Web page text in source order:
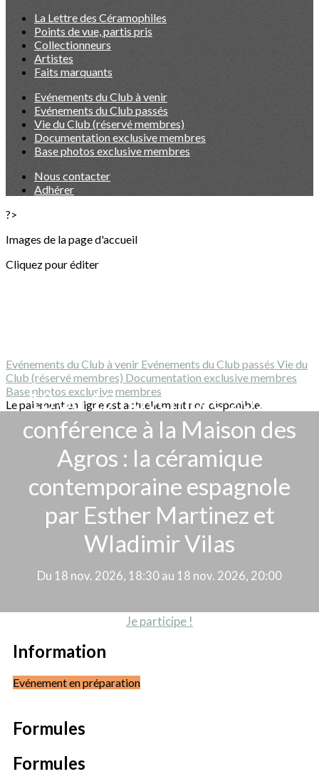
La Lettre des Céramophiles
Points de vue, partis pris
Collectionneurs
Artistes
Faits marquants
Evénements du Club à venir
Evénements du Club passés
Vie du Club (réservé membres)
Documentation exclusive membres
Base photos exclusive membres
Nous contacter
Adhérer
?>
Images de la page d'accueil
Cliquez pour éditer
Evénements du Club à venir Evénements du Club passés Vie du
Club (réservé membres) Documentation exclusive membres
Base photos exclusive membres
Le paiement en ligne est actuellement non disponible.
18 ou 19 novembre 2026 :
conférence à la Maison des
Agros : la céramique
contemporaine espagnole
par Esther Martinez et
Wladimir Vilas
Du 18 nov. 2026, 18:30 au 18 nov. 2026, 20:00
Je participe !
Information
Evénement en préparation
Formules
Formules